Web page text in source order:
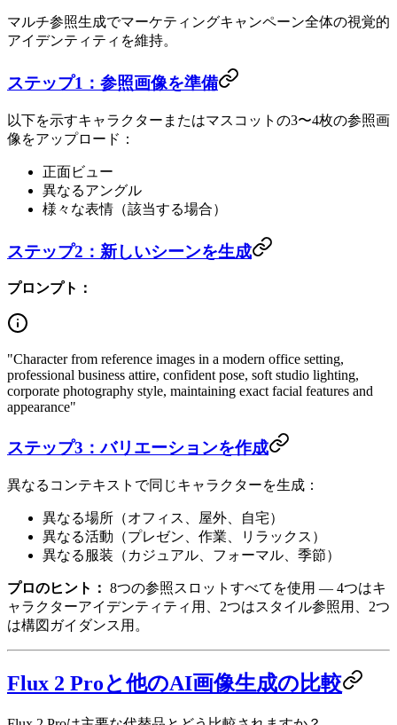
マルチ参照生成でマーケティングキャンペーン全体の視覚的
アイデンティティを維持。
ステップ1：参照画像を準備
以下を示すキャラクターまたはマスコットの3〜4枚の参照画
像をアップロード：
正面ビュー
異なるアングル
様々な表情（該当する場合）
ステップ2：新しいシーンを生成
プロンプト：
"Character from reference images in a modern office setting,
professional business attire, confident pose, soft studio lighting,
corporate photography style, maintaining exact facial features and
appearance"
ステップ3：バリエーションを作成
異なるコンテキストで同じキャラクターを生成：
異なる場所（オフィス、屋外、自宅）
異なる活動（プレゼン、作業、リラックス）
異なる服装（カジュアル、フォーマル、季節）
プロのヒント： 8つの参照スロットすべてを使用 — 4つはキ
ャラクターアイデンティティ用、2つはスタイル参照用、2つ
は構図ガイダンス用。
Flux 2 Proと他のAI画像生成の比較